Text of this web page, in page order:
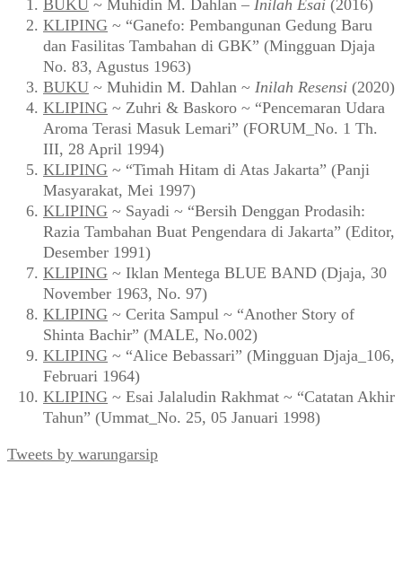
BUKU ~ Muhidin M. Dahlan – Inilah Esai (2016)
KLIPING ~ “Ganefo: Pembangunan Gedung Baru
dan Fasilitas Tambahan di GBK” (Mingguan Djaja
No. 83, Agustus 1963)
BUKU ~ Muhidin M. Dahlan ~ Inilah Resensi (2020)
KLIPING ~ Zuhri & Baskoro ~ “Pencemaran Udara
Aroma Terasi Masuk Lemari” (FORUM_No. 1 Th.
III, 28 April 1994)
KLIPING ~ “Timah Hitam di Atas Jakarta” (Panji
Masyarakat, Mei 1997)
KLIPING ~ Sayadi ~ “Bersih Denggan Prodasih:
Razia Tambahan Buat Pengendara di Jakarta” (Editor,
Desember 1991)
KLIPING ~ Iklan Mentega BLUE BAND (Djaja, 30
November 1963, No. 97)
KLIPING ~ Cerita Sampul ~ “Another Story of
Shinta Bachir” (MALE, No.002)
KLIPING ~ “Alice Bebassari” (Mingguan Djaja_106,
Februari 1964)
KLIPING ~ Esai Jalaludin Rakhmat ~ “Catatan Akhir
Tahun” (Ummat_No. 25, 05 Januari 1998)
Tweets by warungarsip